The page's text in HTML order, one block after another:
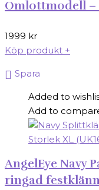
Omlottmodell
1999 kr
Köp produkt +
Spara
Added to
Add to
AngelEye Navy
ringad